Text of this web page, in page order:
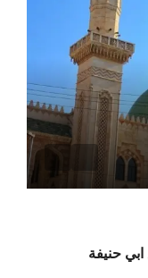
حنيفة